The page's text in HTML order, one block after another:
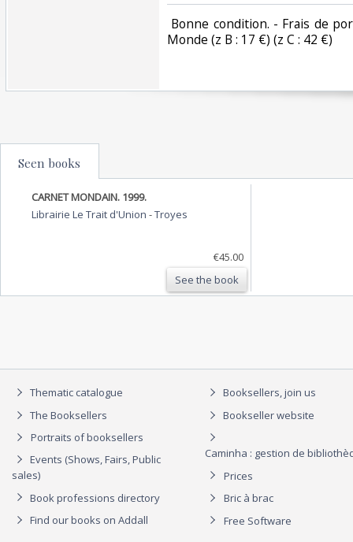
Bonne condition. - Frais de
Monde (z B : 17 €) (z C : 42 €) ‎
Seen books
CARNET MONDAIN. 1999.
Librairie Le Trait d'Union -Troyes
€45.00
See the book
Thematic catalogue
The Booksellers
Portraits of booksellers
Events (Shows, Fairs, Public
sales)
Book professions directory
Find our books on Addall
Booksellers, join us
Bookseller website
Caminha : gestion de
Prices
Bric à brac
Free Software